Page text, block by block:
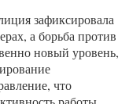
зафиксировала
а борьба против
новый уровень,
что